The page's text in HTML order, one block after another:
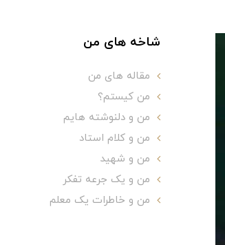
شاخه های من
مقاله های من
من کیستم؟
من و دلنوشته هایم
من و کلام استاد
من و شهید
من و یک جرعه تفکر
من و خاطرات یک معلم